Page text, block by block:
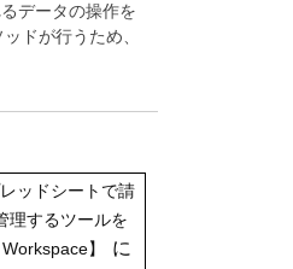
データの操作を
ドが行うため、
ッドシートで請
理するツールを
】
に